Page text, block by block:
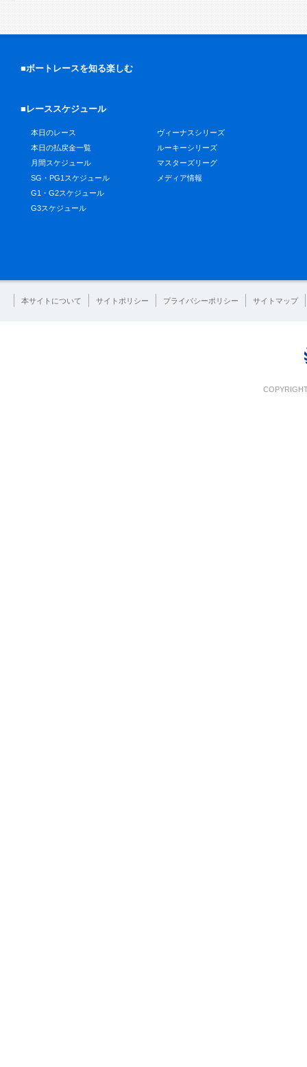
■ボートレースを知る楽しむ
■レーススケジュール
本日のレース
本日の払戻金一覧
月間スケジュール
SG・PG1スケジュール
G1・G2スケジュール
G3スケジュール
ヴィーナスシリーズ
ルーキーシリーズ
マスターズリーグ
メディア情報
本サイトについて サイトポリシー プライバシーポリシー サイトマップ